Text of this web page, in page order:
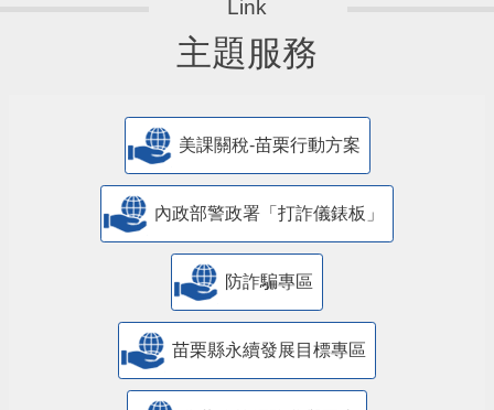
主題服務
美課關稅-苗栗行動方案
內政部警政署「打詐儀錶板」
防詐騙專區
苗栗縣永續發展目標專區